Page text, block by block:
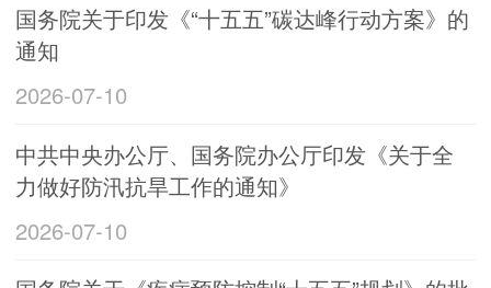
国务院关于印发《“十五五”碳达峰行动方案》的
通知
2026-07-10
中共中央办公厅、国务院办公厅印发《关于全
力做好防汛抗旱工作的通知》
2026-07-10